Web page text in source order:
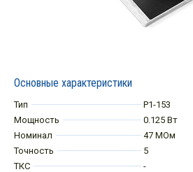
Основные характеристики
Тип
Р1-153
Мощность
0.125 Вт
Номинал
47 МОм
Точность
5
ТКС
-